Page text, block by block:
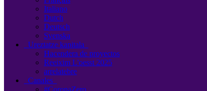
Italiano
Dutch
Deutsch
Svenska
Ureztatze kapitala
Hacendera de proyectos
Reeixim L'oesst 2025
arrelatebre
Canales
#CoronaZero